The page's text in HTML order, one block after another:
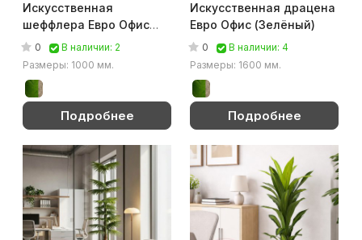
Искусственная
шеффлера Евро Офис
(Зелёный)
0
В наличии: 2
Размеры: 1000 мм.
Подробнее
Искусственная драцена
Евро Офис (Зелёный)
0
В наличии: 4
Размеры: 1600 мм.
Подробнее